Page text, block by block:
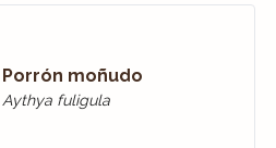
Porrón moñudo
Aythya fuligula